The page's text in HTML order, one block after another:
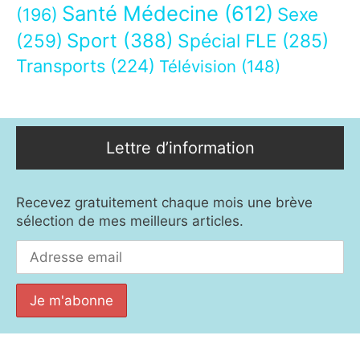
(196) Santé Médecine (612) Sexe
(259) Sport (388) Spécial FLE (285)
Transports (224) Télévision (148)
Lettre d’information
Recevez gratuitement chaque mois une brève
sélection de mes meilleurs articles.